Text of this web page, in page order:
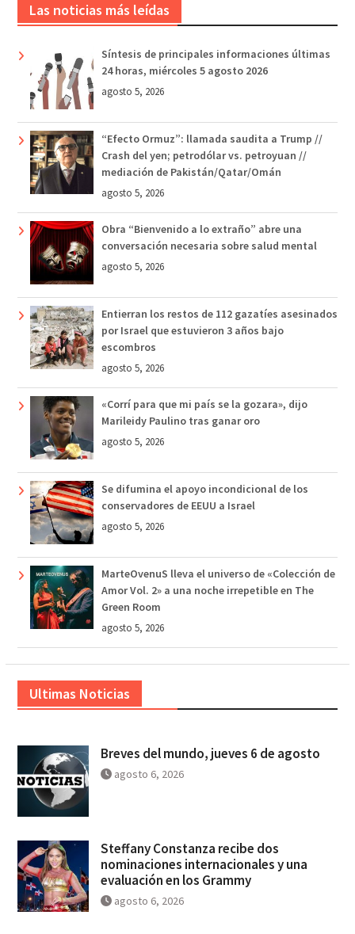
Las noticias más leídas
Síntesis de principales informaciones últimas
24 horas, miércoles 5 agosto 2026
agosto 5, 2026
“Efecto Ormuz”: llamada saudita a Trump //
Crash del yen; petrodólar vs. petroyuan //
mediación de Pakistán/Qatar/Omán
agosto 5, 2026
Obra “Bienvenido a lo extraño” abre una
conversación necesaria sobre salud mental
agosto 5, 2026
Entierran los restos de 112 gazatíes asesinados
por Israel que estuvieron 3 años bajo
escombros
agosto 5, 2026
«Corrí para que mi país se la gozara», dijo
Marileidy Paulino tras ganar oro
agosto 5, 2026
Se difumina el apoyo incondicional de los
conservadores de EEUU a Israel
agosto 5, 2026
MarteOvenuS lleva el universo de «Colección de
Amor Vol. 2» a una noche irrepetible en The
Green Room
agosto 5, 2026
Ultimas Noticias
Breves del mundo, jueves 6 de agosto
agosto 6, 2026
Steffany Constanza recibe dos
nominaciones internacionales y una
evaluación en los Grammy
agosto 6, 2026